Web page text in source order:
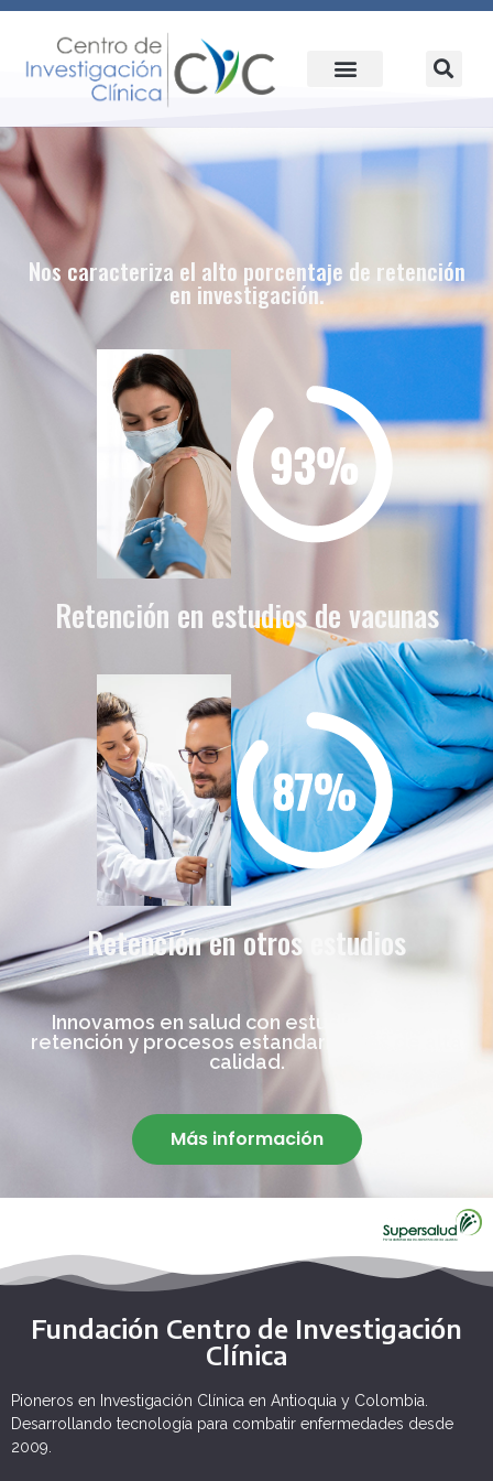
Nos caracteriza el alto porcentaje de retención
en investigación.
Retención en estudios de vacunas
Retención en otros estudios
Innovamos en salud con estudios de alta
retención y procesos estandarizados de alta
calidad.
Más información
Fundación Centro de Investigación
Clínica
Pioneros en Investigación Clínica en Antioquia y Colombia.
Desarrollando tecnología para combatir enfermedades desde
2009.